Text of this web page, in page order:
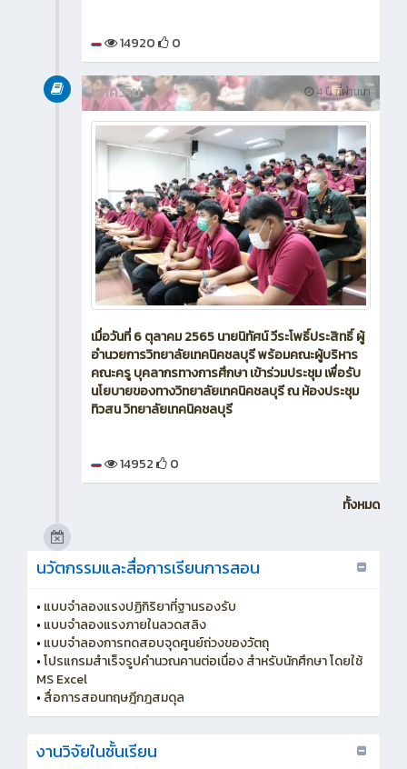
14920 0
4 ปี ที่ผ่านมา
บทความ
เมื่อวันที่ 6 ตุลาคม 2565 นายนิทัศน์ วีระโพธิ์ประสิทธิ์ ผู้
อำนวยการวิทยาลัยเทคนิคชลบุรี พร้อมคณะผู้บริหาร
คณะครู บุคลากรทางการศึกษา เข้าร่วมประชุม เพื่อรับ
นโยบายของทางวิทยาลัยเทคนิคชลบุรี ณ ห้องประชุม
ทิวสน วิทยาลัยเทคนิคชลบุรี
14952 0
ทั้งหมด
นวัตกรรมและสื่อการเรียนการสอน
• แบบจำลองแรงปฏิกิริยาที่ฐานรองรับ
• แบบจำลองแรงภายในลวดสลิง
• แบบจำลองการทดสอบจุดศูนย์ถ่วงของวัตถุ
•โปรแกรมสำเร็จรูปคำนวณคานต่อเนื่อง สำหรับนักศึกษา โดยใช้
MS Excel
• สื่อการสอนทฤษฎีกฎสมดุล
งานวิจัยในชั้นเรียน